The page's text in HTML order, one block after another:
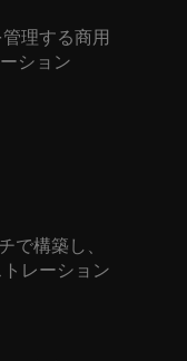
理する商用
ション
で構築し、
レーション